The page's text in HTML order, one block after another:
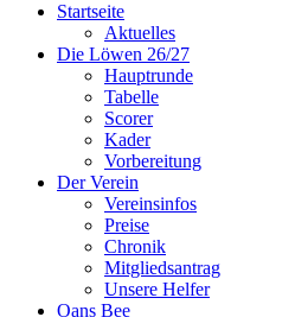
Startseite
Aktuelles
Die Löwen 26/27
Hauptrunde
Tabelle
Scorer
Kader
Vorbereitung
Der Verein
Vereinsinfos
Preise
Chronik
Mitgliedsantrag
Unsere Helfer
Oans Bee